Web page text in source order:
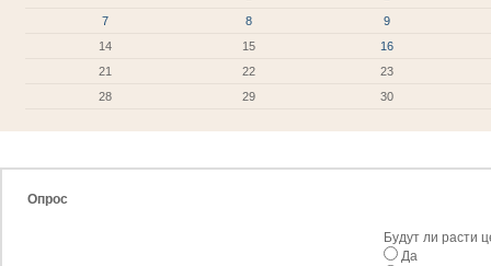
7
8
9
14
15
16
21
22
23
28
29 30
Опрос
Будут ли расти
Да